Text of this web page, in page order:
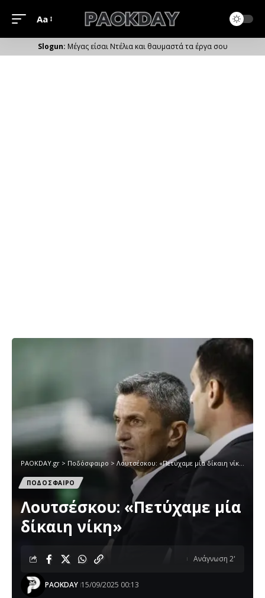
Μέγεθος
Γραμματοσειράς
Aa
Μέγας είσαι Ντέλια και θαυμαστά τα έργα σου
PAOKDAY.gr > Ποδόσφαιρο > Λουτσέσκου: «Πετύχαμε μία δίκαιη νίκη»
ΠΟΔΟΣΦΑΙΡΟ
Λουτσέσκου: «Πετύχαμε μία
δίκαιη νίκη»
PAOKDAY 15/09/2025 00:13
Ανάγνωση 2'